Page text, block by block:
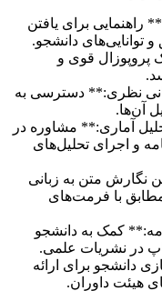
برای یافتن
توانایی‌های دانشجو.
پروپوزال قوی و
نظری:** دسترسی به
آن‌ها.
آماری:** مشاوره در
و اجرای تحلیل‌های
متن به زبانی
مطابق با فرمت‌های
کمک به دانشجو
در نشریات علمی.
دانشجو برای ارائه
هیئت داوران.